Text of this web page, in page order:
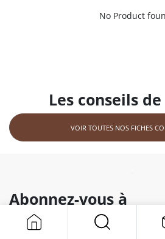
No Product
Les conseils
VOIR TOUTES NOS FICHES
Abonnez-vous à
notre newsletter